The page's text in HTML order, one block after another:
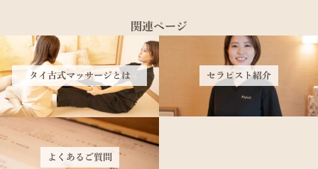
関連ページ
タイ古式マッサージとは セラピスト紹介
よくあるご質問